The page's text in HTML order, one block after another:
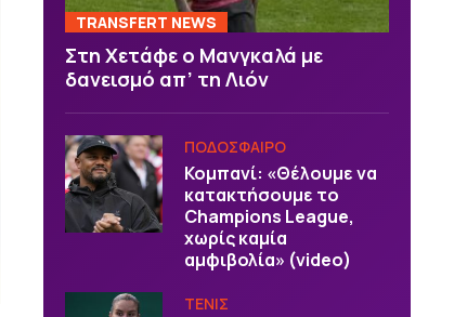
TRANSFERT NEWS
Στη Χετάφε ο Μανγκαλά με
δανεισμό απ’ τη Λιόν
ΠΟΔΟΣΦΑΙΡΟ
Κομπανί: «Θέλουμε να
κατακτήσουμε το
Champions League,
χωρίς καμία
αμφιβολία» (video)
ΤΕΝΙΣ